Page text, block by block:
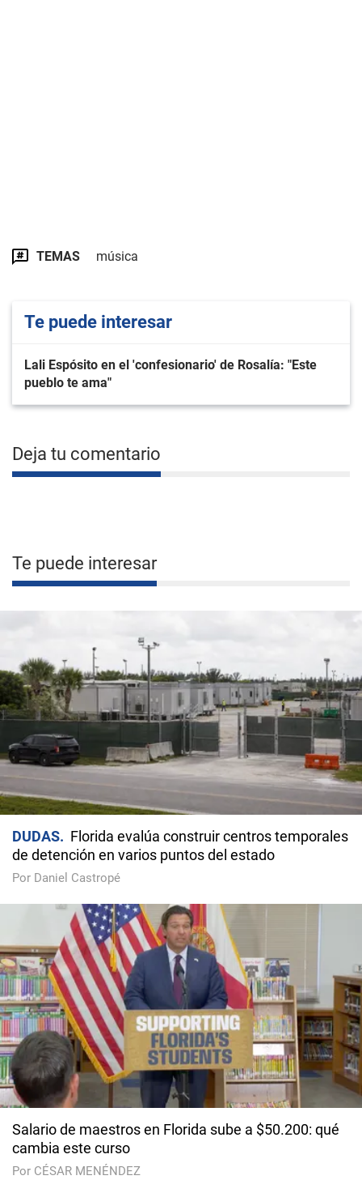
TEMAS música
Te puede interesar
Lali Espósito en el 'confesionario' de Rosalía: "Este
pueblo te ama"
Deja tu comentario
Te puede interesar
DUDAS
Florida evalúa construir centros temporales
de detención en varios puntos del estado
Por Daniel Castropé
Salario de maestros en Florida sube a $50.200: qué
cambia este curso
Por CÉSAR MENÉNDEZ